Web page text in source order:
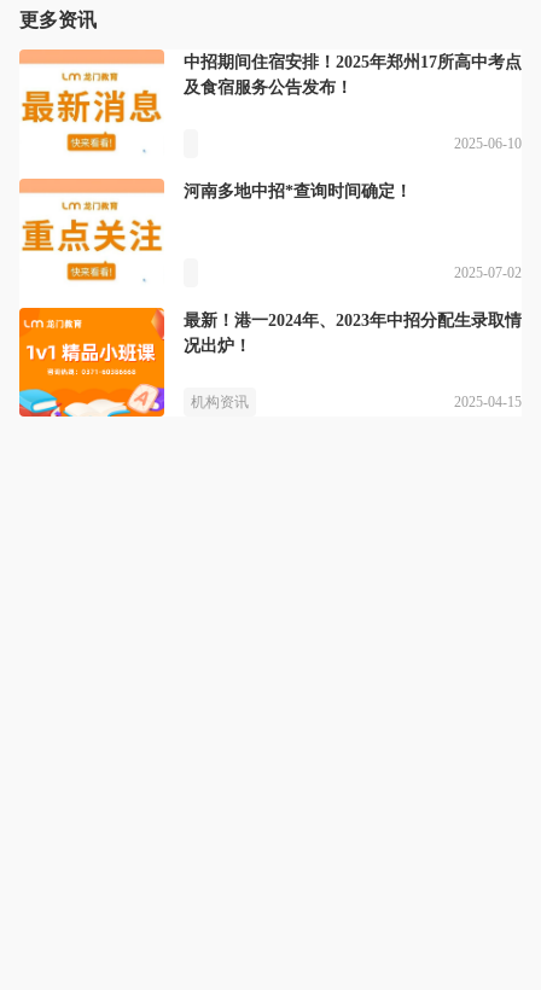
更多资讯
中招期间住宿安排！2025年郑州17所高中考点
及食宿服务公告发布！
2025-06-10
河南多地中招*查询时间确定！
2025-07-02
最新！港一2024年、2023年中招分配生录取情
况出炉！
机构资讯 2025-04-15